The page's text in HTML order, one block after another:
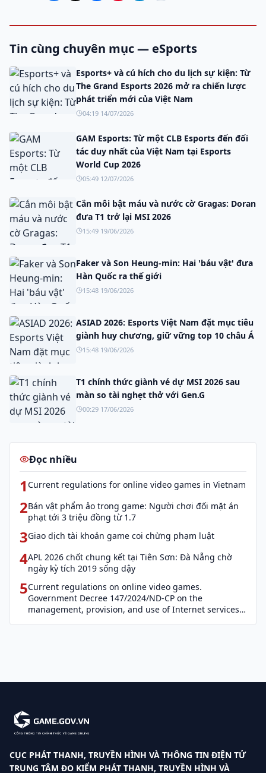
Tin cùng chuyên mục — eSports
Esports+ và cú hích cho du lịch sự kiện: Từ
The Grand Esports 2026 mở ra chiến lược
phát triển mới của Việt Nam
04:19 14/07/2026
GAM Esports: Từ một CLB Esports đến đối
tác duy nhất của Việt Nam tại Esports
World Cup 2026
05:49 12/07/2026
Cắn môi bật máu và nước cờ Gragas: Doran
đưa T1 trở lại MSI 2026
15:49 19/06/2026
Faker và Son Heung-min: Hai 'báu vật' đưa
Hàn Quốc ra thế giới
15:48 19/06/2026
ASIAD 2026: Esports Việt Nam đặt mục tiêu
giành huy chương, giữ vững top 10 châu Á
15:48 19/06/2026
T1 chính thức giành vé dự MSI 2026 sau
màn so tài nghẹt thở với Gen.G
00:29 17/06/2026
Đọc nhiều
1 Current regulations for online video games in Vietnam
2Bán vật phẩm ảo trong game: Người chơi đối mặt án
phạt tới 3 triệu đồng từ 1.7
3Giao dịch tài khoản game coi chừng phạm luật
4APL 2026 chốt chung kết tại Tiên Sơn: Đà Nẵng chờ
ngày kỳ tích 2019 sống dậy
5Current regulations on online video games.
Government Decree 147/2024/ND-CP on the
management, provision, and use of Internet services
CỤC PHÁT THANH, TRUYỀN HÌNH VÀ THÔNG TIN ĐIỆN TỬ
TRUNG TÂM ĐO KIỂM PHÁT THANH, TRUYỀN HÌNH VÀ